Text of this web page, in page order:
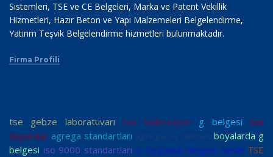
Sistemleri, TSE ve CE Belgeleri, Marka ve Patent Vekillik
Hizmetleri, Hazır Beton ve Yapı Malzemeleri Belgelendirme,
Yatırım Teşvik Belgelendirme hizmetleri bulunmaktadır.
Firma Profili
tse gebze laboratuvarı tse kalibrasyon g belgesi
tse
duyurular agrega standartları agrega ne demek boyalarda g
belgesi ıso 9000 standartları G Uygunluk Belgesi Nedir TSE